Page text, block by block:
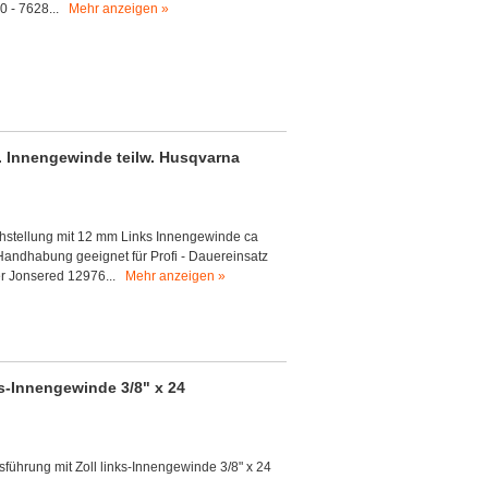
- 7628...
Mehr anzeigen »
Innengewinde teilw. Husqvarna
mit 12 mm Links Innengewinde ca
geeignet für Profi - Dauereinsatz
Jonsered 12976...
Mehr anzeigen »
Innengewinde 3/8" x 24
mit Zoll links-Innengewinde 3/8" x 24